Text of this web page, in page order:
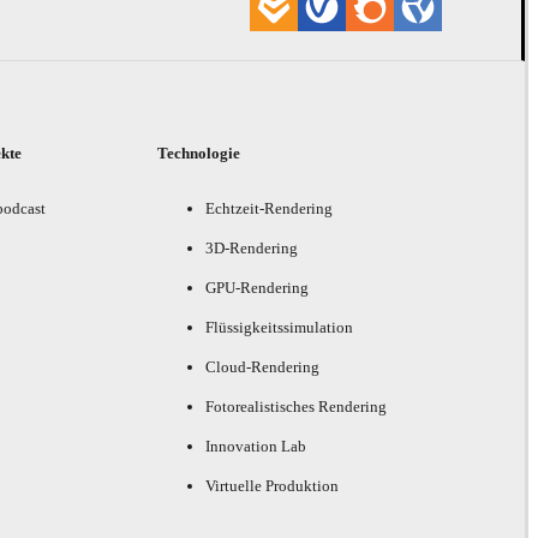
Technologie
Echtzeit-Rendering
3D-Rendering
GPU-Rendering
Flüssigkeitssimulation
Cloud-Rendering
Fotorealistisches Rendering
Innovation Lab
Virtuelle Produktion